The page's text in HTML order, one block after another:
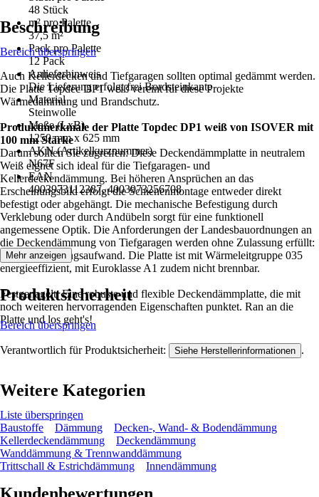
48 Stück
m² pro Palette
37,5 m²
Pack pro Palette
12 Pack
Anlieferhinweis
Die Lieferung erfolgt frei Bordsteinkante
Material
Steinwolle
Maße (LxB)
1250 mm x 625 mm
AKN (Artikelkurznummer)
N67F
EAN
4003973112387, 4003973256708
Beschreibung
Bereich überspringen
Auch Kellerdecken und Tiefgaragen sollten optimal gedämmt werden.
Die Platte Topdec DP1 weiß vereint für diese Projekte
Wärmedämmung und Brandschutz.
Produktmerkmale der Platte Topdec DP1 weiß von ISOVER mit
100 mm Stärke
Darum sollten Sie zugreifen: Diese Deckendämmplatte in neutralem
Weiß eignet sich ideal für die Tiefgaragen- und
Kellerdeckendämmung. Bei höheren Ansprüchen an das
Erscheinungsbild erfolgt die Schienenmontage entweder direkt
befestigt oder abgehängt. Die mechanische Befestigung durch
Verklebung oder durch Andübeln sorgt für eine funktionell
angemessene Optik. Die Anforderungen der Landesbauordnungen an
die Deckendämmung von Tiefgaragen werden ohne Zulassung erfüllt:
das spart Planungsaufwand. Die Platte ist mit Wärmeleitgruppe 035
energieeffizient, mit Euroklasse A1 zudem nicht brennbar.
Festgenagelt: Eine robuste und flexible Deckendämmplatte, die mit
noch weiteren hervorragenden Eigenschaften punktet. Ran an die
Platte und los geht's!
Mehr anzeigen
Produktsicherheit
Bereich überspringen
Verantwortlich für Produktsicherheit: Siehe Herstellerinformationen .
Weitere Kategorien
Liste überspringen
Baustoffe
Dämmung
Decken-, Wand- & Bodendämmung
Kellerdeckendämmung
Deckendämmung
Wanddämmung & Trennwanddämmung
Trittschall & Estrichdämmung
Innendämmung